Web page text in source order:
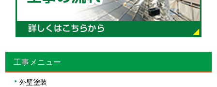
工事メニュー
外壁塗装